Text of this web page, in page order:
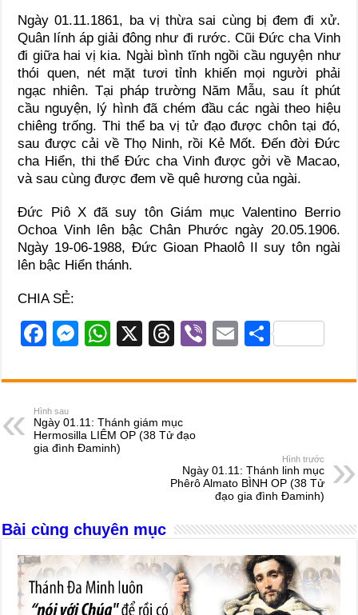
Ngày 01.11.1861, ba vị thừa sai cùng bị đem đi xử.
Quân lính áp giải đông như đi rước. Cũi Đức cha Vinh
đi giữa hai vị kia. Ngài bình tĩnh ngồi cầu nguyện như
thói quen, nét mặt tươi tỉnh khiến mọi người phải
ngạc nhiên. Tại pháp trường Năm Mẫu, sau ít phút
cầu nguyện, lý hình đã chém đầu các ngài theo hiệu
chiêng trống. Thi thể ba vị tử đạo được chôn tại đó,
sau được cải về Thọ Ninh, rồi Kẻ Mốt. Đến đời Đức
cha Hiển, thi thể Đức cha Vinh được gởi về Macao,
và sau cùng được đem về quê hương của ngài.
Đức Piô X đã suy tôn Giám mục Valentino Berrio
Ochoa Vinh lên bậc Chân Phước ngày 20.05.1906.
Ngày 19-06-1988, Đức Gioan Phaolô II suy tôn ngài
lên bậc Hiển thánh.
CHIA SẺ:
F
c
e
b
o
M
ss
n
g
W
at
A
p
X
T
e
d
s
Vi
er
E
ail
S
ar
Hình sau
Ngày 01.11: Thánh giám mục
Hermosilla LIÊM OP (38 Tử đạo
gia đình Đaminh)
Hình trước
Ngày 01.11: Thánh linh mục
Phêrô Almato BÌNH OP (38 Tử
đạo gia đình Đaminh)
Bài cùng chuyên mục